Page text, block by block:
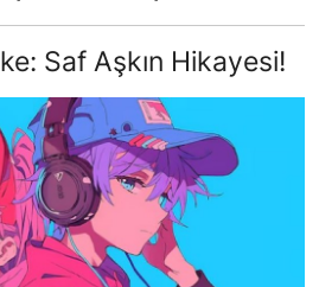
Saf Aşkın Hikayesi!